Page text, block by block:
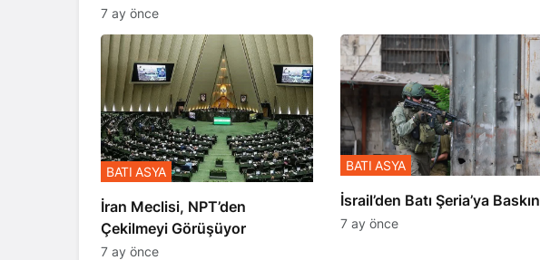
Anlattı
7 ay önce
İran Meclisi, NPT’den
Çekilmeyi Görüşüyor
BATI ASYA
7 ay önce
​​​​​​​İsrail’den Batı Şeria’ya Baskın
BATI ASYA
7 ay önce